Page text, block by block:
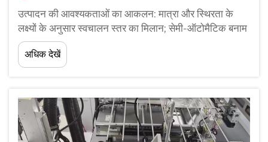
उत्पादन की आवश्यकताओं का आकलन: मात्रा और स्थिरता के
लक्ष्यों के अनुसार स्वचालन स्तर का मिलान; सेमी-ऑटोमैटिक बनाम
पूर्णतः स्वचालित व्रिंकलफ्री श्रिंक व्रैपिंग मशीनें: श्रम, उत्पादन
क्षमता और सतह के फिनिश के बीच समझौते; सेमी-ऑटोमैटिक
प्रणालियों में अभी भी किसी व्यक्ति की आवश्यकता होती है...
अधिक देखें